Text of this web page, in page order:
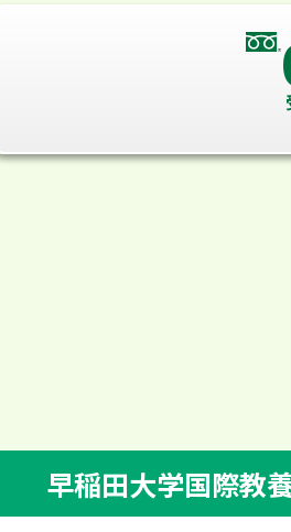
早稲田大学国際教